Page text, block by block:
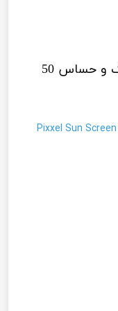
کرم ضد آفتاب پیکسل پوست خشک و حساس 50
Pixxel Sun